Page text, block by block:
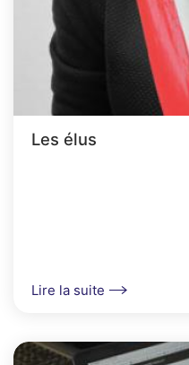
Les élus
Lire la suite